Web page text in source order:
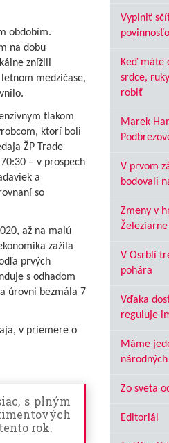
obdobím.
na dobu
znížili
medzičase,
tlakom
ktorí boli
ŽP Trade
– v prospech
a
so
až na malú
zažila
prvých
s odhadom
úrovni bezmála 7
v priemere o
s plným
rok.
Vyplniť
Keď máte
srdce,
robiť
Marek
V prvom
bodovali
Zmeny v
V Osrblí
pohára
Vďaka
reguluje
Máme
Zo sveta
Editoriál